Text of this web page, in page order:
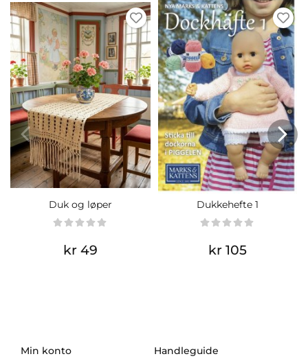
Duk og løper
kr 49
Dukkehefte 1
kr 105
Min konto Handleguide